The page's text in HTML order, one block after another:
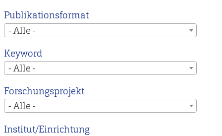
instead.
Publikationsformat
- Alle -
Keyword
- Alle -
Forschungsprojekt
- Alle -
Institut/Einrichtung